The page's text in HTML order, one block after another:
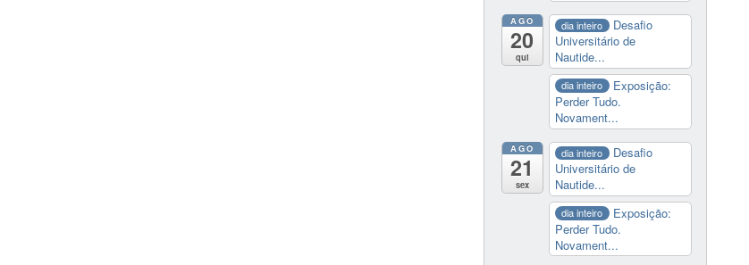
AGO
20
qui
dia inteiro
Desafio
Universitário de
Nautide...
dia inteiro
Exposição:
Perder Tudo.
Novament...
AGO
21
sex
dia inteiro
Desafio
Universitário de
Nautide...
dia inteiro
Exposição:
Perder Tudo.
Novament...